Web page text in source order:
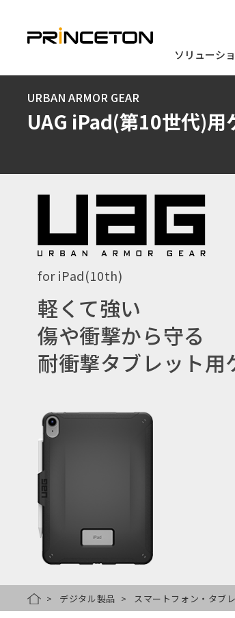
ン
ソリューシ
ソリューシ
URBAN ARMOR GEAR
UAG iPad(第10世代)用
for iPad(10th)
軽くて強い
傷や衝撃から守る
耐衝撃タブレット用
HOMEデジタル製品 スマートフォン・タブ